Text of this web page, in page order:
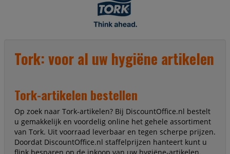
Tork: voor al uw hygiëne artikelen
Tork-artikelen bestellen
Op zoek naar Tork-artikelen? Bij DiscountOffice.nl bestelt
u gemakkelijk en voordelig online het gehele assortiment
van Tork. Uit voorraad leverbaar en tegen scherpe prijzen.
Doordat DiscountOffice.nl staffelprijzen hanteert kunt u